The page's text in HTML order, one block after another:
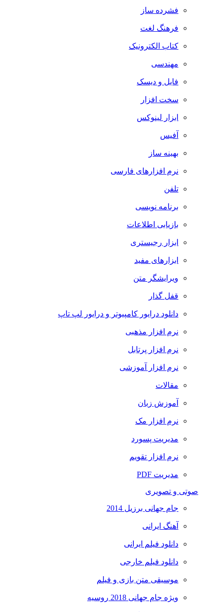
فشرده ساز
فرهنگ لغت
کتاب الکترونیک
مهندسی
فایل و دیسک
سخت افزار
ابزار لینوکس
آفیس
بهینه ساز
نرم افزارهای فارسی
تلفن
برنامه نویسی
بازیابی اطلاعات
ابزار رجیستری
ابزارهای مفید
ویرایشگر متن
قفل گذار
دانلود درایور کامپیوتر و درایور لپ تاپ
نرم افزار مذهبی
نرم افزار پرتابل
نرم افزار آموزشی
مقالات
آموزش زبان
نرم افزار مک
مدیریت پسورد
نرم افزار تقویم
مدیریت PDF
صوتی و تصویری
جام جهانی برزیل 2014
آهنگ ایرانی
دانلود فیلم ایرانی
دانلود فیلم خارجی
موسیقی متن بازی و فیلم
ویژه جام جهانی 2018 روسیه